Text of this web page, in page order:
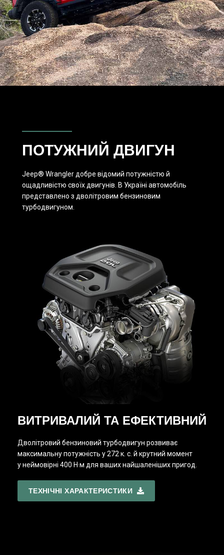
ПОТУЖНИЙ ДВИГУН
Jeep® Wrangler добре відомий потужністю й
ощадливіcтю своїх двигунів. В Україні автомобіль
представлено з дволітровим бензиновим
турбодвигуном.
ВИТРИВАЛИЙ ТА ЕФЕКТИВНИЙ
Дволітровий бензиновий турбодвигун розвиває
максимальну потужність у 272 к. с. й крутний момент
у неймовірні 400 Н·м для ваших найшаленіших пригод.
ТЕХНІЧНІ ХАРАКТЕРИСТИКИ